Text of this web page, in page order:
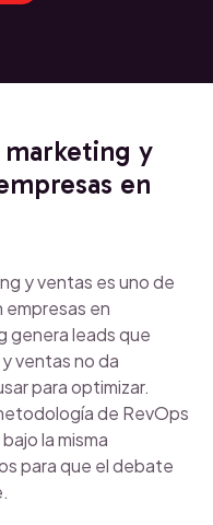
marketing y
en
y ventas es uno de
en
genera leads que
ventas no da
para optimizar.
de RevOps
la misma
para que el debate